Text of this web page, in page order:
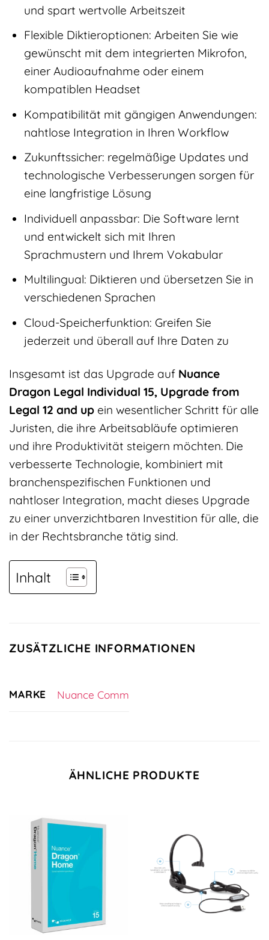
und spart wertvolle Arbeitszeit
Flexible Diktieroptionen: Arbeiten Sie wie
gewünscht mit dem integrierten Mikrofon,
einer Audioaufnahme oder einem
kompatiblen Headset
Kompatibilität mit gängigen Anwendungen:
nahtlose Integration in Ihren Workflow
Zukunftssicher: regelmäßige Updates und
technologische Verbesserungen sorgen für
eine langfristige Lösung
Individuell anpassbar: Die Software lernt
und entwickelt sich mit Ihren
Sprachmustern und Ihrem Vokabular
Multilingual: Diktieren und übersetzen Sie in
verschiedenen Sprachen
Cloud-Speicherfunktion: Greifen Sie
jederzeit und überall auf Ihre Daten zu
Insgesamt ist das Upgrade auf Nuance
Dragon Legal Individual 15, Upgrade from
Legal 12 and up ein wesentlicher Schritt für alle
Juristen, die ihre Arbeitsabläufe optimieren
und ihre Produktivität steigern möchten. Die
verbesserte Technologie, kombiniert mit
branchenspezifischen Funktionen und
nahtloser Integration, macht dieses Upgrade
zu einer unverzichtbaren Investition für alle, die
in der Rechtsbranche tätig sind.
Inhalt
ZUSÄTZLICHE INFORMATIONEN
MARKE Nuance Comm
ÄHNLICHE PRODUKTE